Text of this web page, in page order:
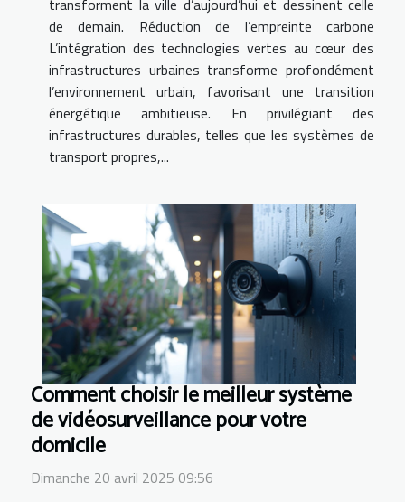
transforment la ville d’aujourd’hui et dessinent celle
de demain. Réduction de l’empreinte carbone
L’intégration des technologies vertes au cœur des
infrastructures urbaines transforme profondément
l’environnement urbain, favorisant une transition
énergétique ambitieuse. En privilégiant des
infrastructures durables, telles que les systèmes de
transport propres,...
Comment choisir le meilleur système
de vidéosurveillance pour votre
domicile
Dimanche 20 avril 2025 09:56